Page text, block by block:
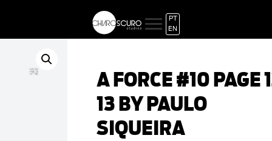
PT
EN
A FORCE #10 PAGE
13 BY PAULO
SIQUEIRA